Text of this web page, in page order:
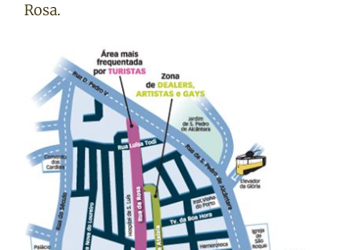
Rosa.